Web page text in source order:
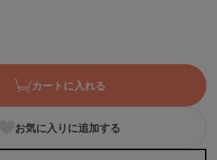
カートに入れる
お気に入りに追加する